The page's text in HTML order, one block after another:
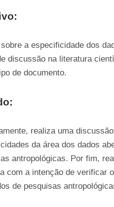
a especificidade dos
discussão na literatura
de documento.
realiza uma
da área dos dados
antropológicas. Por fim,
com a intenção de verificar
de pesquisas